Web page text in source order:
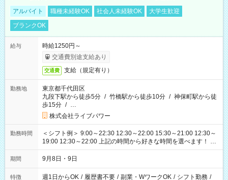
アルバイト 職種未経験OK 社会人未経験OK
大学生歓迎
ブランクOK
給与
時給1250円～
交通費別途支給あり
交通費 支給（規定有り）
勤務地
東京都千代田区
九段下駅から徒歩5分 / 竹橋駅から徒歩10分 / 神保町駅から徒
歩15分 / …
株式会社ライブパワー
勤務時間
＜シフト例＞ 9:00～22:30 12:30～22:00 15:30～21:00 12:30～
19:00 12:30～22:00 上記の時間から好きな時間を選べます！ ※
時間は変更となる可能性があります
期間 9月8日・9日
特徴 週1日からOK / 履歴書不要 / 副業・WワークOK / シフト勤務 /